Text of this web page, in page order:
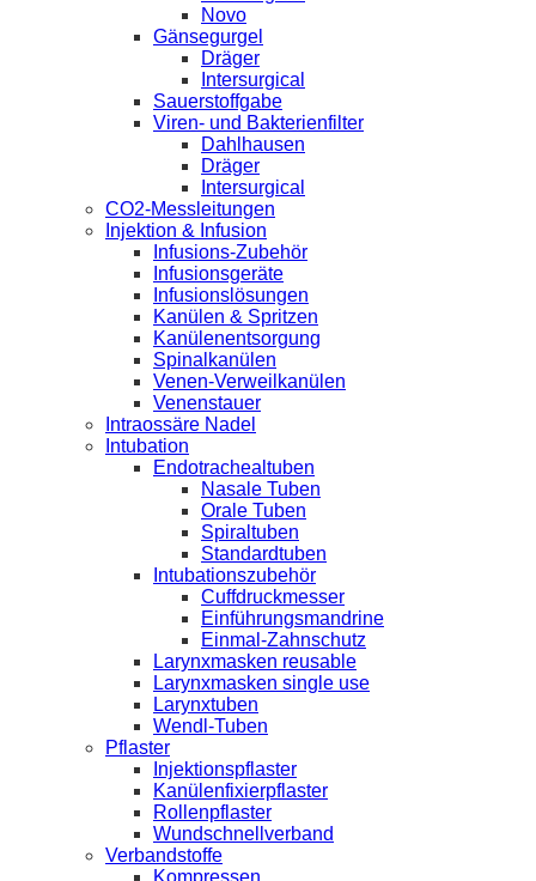
Novo
Gänsegurgel
Dräger
Intersurgical
Sauerstoffgabe
Viren- und Bakterienfilter
Dahlhausen
Dräger
Intersurgical
CO2-Messleitungen
Injektion & Infusion
Infusions-Zubehör
Infusionsgeräte
Infusionslösungen
Kanülen & Spritzen
Kanülenentsorgung
Spinalkanülen
Venen-Verweilkanülen
Venenstauer
Intraossäre Nadel
Intubation
Endotrachealtuben
Nasale Tuben
Orale Tuben
Spiraltuben
Standardtuben
Intubationszubehör
Cuffdruckmesser
Einführungsmandrine
Einmal-Zahnschutz
Larynxmasken reusable
Larynxmasken single use
Larynxtuben
Wendl-Tuben
Pflaster
Injektionspflaster
Kanülenfixierpflaster
Rollenpflaster
Wundschnellverband
Verbandstoffe
Kompressen